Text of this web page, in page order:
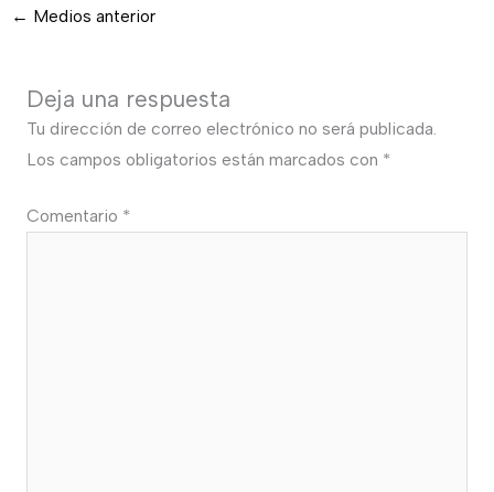
← Medios anterior
Deja una respuesta
Tu dirección de correo electrónico no será publicada.
Los campos obligatorios están marcados con *
Comentario *